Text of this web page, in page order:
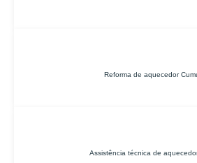
Reforma de aquecedor
Assistência técnica de